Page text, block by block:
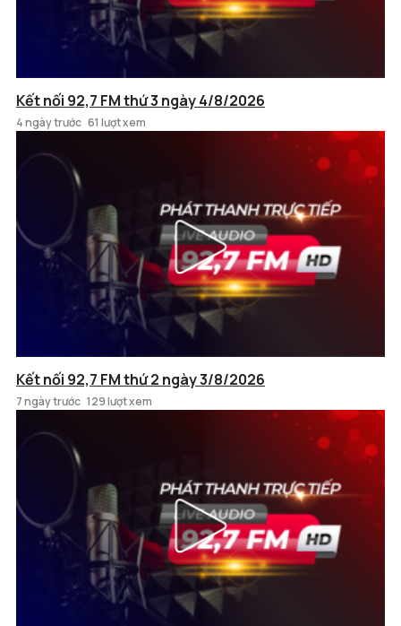
Kết nối 92,7 FM thứ 3 ngày 4/8/2026
4 ngày trước 61 lượt xem
Kết nối 92,7 FM thứ 2 ngày 3/8/2026
7 ngày trước 129 lượt xem